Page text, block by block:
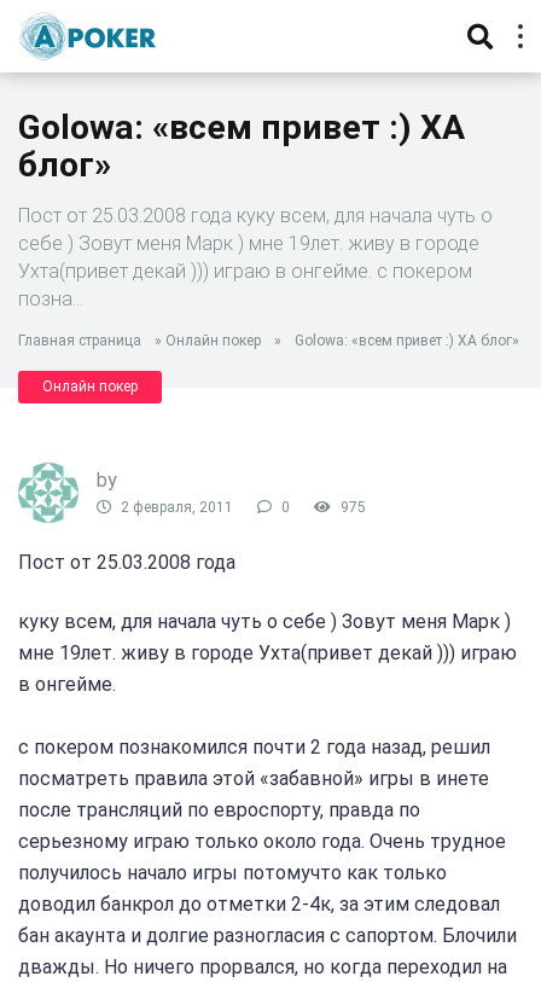
Golowa: «всем привет :) ХА
блог»
Пост от 25.03.2008 года куку всем, для начала чуть о
себе ) Зовут меня Марк ) мне 19лет. живу в городе
Ухта(привет декай ))) играю в онгейме. с покером
позна…
Главная страница » Онлайн покер » Golowa: «всем привет :) ХА блог»
Онлайн покер
by
2 февраля, 2011 0 975
Пост от 25.03.2008 года
куку всем, для начала чуть о себе ) Зовут меня Марк )
мне 19лет. живу в городе Ухта(привет декай ))) играю
в онгейме.
с покером познакомился почти 2 года назад, решил
посматреть правила этой «забавной» игры в инете
после трансляций по евроспорту, правда по
серьезному играю только около года. Очень трудное
получилось начало игры потомучто как только
доводил банкрол до отметки 2-4к, за этим следовал
бан акаунта и долгие разногласия с сапортом. Блочили
дважды. Но ничего прорвался, но когда переходил на